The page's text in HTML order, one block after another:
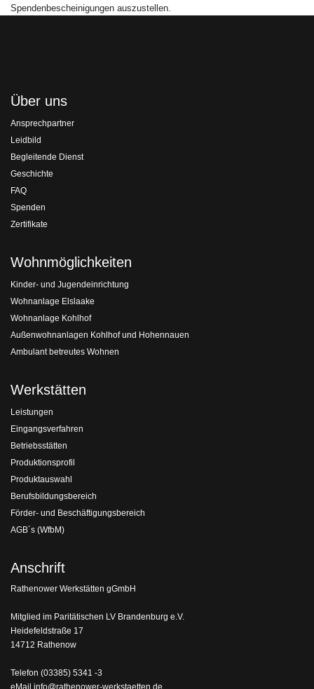
Spendenbescheinigungen auszustellen.
Über uns
Ansprechpartner
Leidbild
Begleitende Dienst
Geschichte
FAQ
Spenden
Zertifikate
Wohnmöglichkeiten
Kinder- und Jugendeinrichtung
Wohnanlage Elslaake
Wohnanlage Kohlhof
Außenwohnanlagen Kohlhof und Hohennauen
Ambulant betreutes Wohnen
Werkstätten
Leistungen
Eingangsverfahren
Betriebsstätten
Produktionsprofil
Produktauswahl
Berufsbildungsbereich
Förder- und Beschäftigungsbereich
AGB´s (WfbM)
Anschrift
Rathenower Werkstätten gGmbH
Mitglied im Paritätischen LV Brandenburg e.V.
Heidefeldstraße 17
14712 Rathenow
Telefon (03385) 5341 -3
eMail info@rathenower-werkstaetten.de